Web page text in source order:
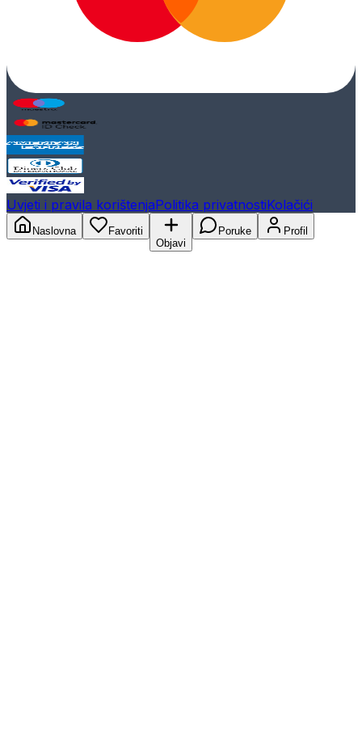
Uvjeti i pravila korištenjaPolitika privatnostiKolačići
Naslovna
Favoriti
Objavi
Poruke Profil